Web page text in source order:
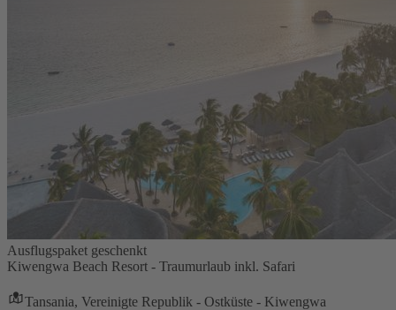
Ausflugspaket geschenkt
Kiwengwa Beach Resort - Traumurlaub inkl. Safari
Tansania, Vereinigte Republik - Ostküste - Kiwengwa